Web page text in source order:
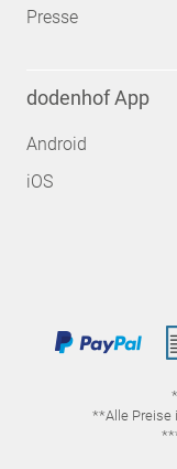
Presse
dodenhof App
Android
iOS
**Alle Preise